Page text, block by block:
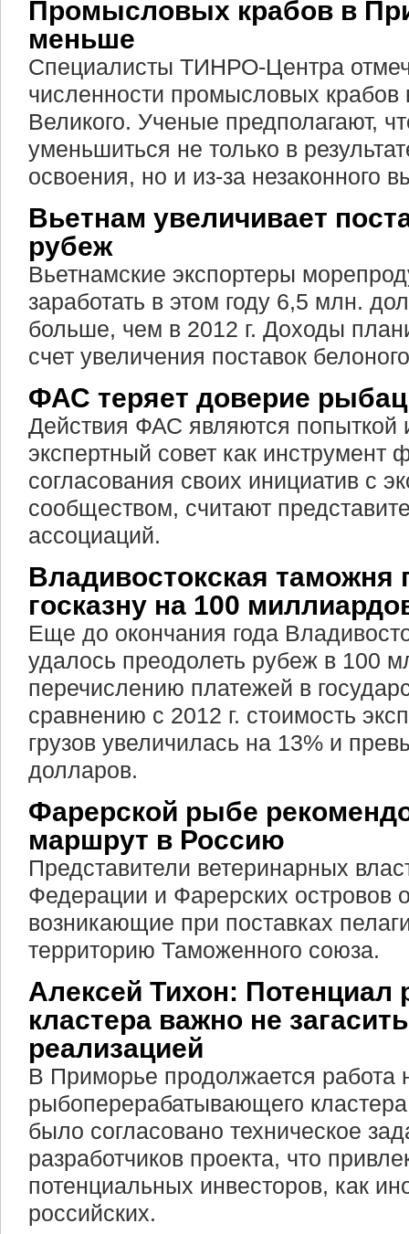
Промысловых крабов в
меньше
Специалисты ТИНРО-Центра
численности промысловых крабов
Великого. Ученые предполагают,
уменьшиться не только в
освоения, но и из-за незаконного
Вьетнам увеличивает
рубеж
Вьетнамские экспортеры
заработать в этом году 6,5 млн.
больше, чем в 2012 г. Доходы
счет увеличения поставок
ФАС теряет доверие
Действия ФАС являются попыткой
экспертный совет как инструмент
согласования своих инициатив с
сообществом, считают
ассоциаций.
Владивостокская таможня
госказну на 100
Еще до окончания года
удалось преодолеть рубеж в 100
перечислению платежей в
сравнению с 2012 г. стоимость
грузов увеличилась на 13% и
долларов.
Фарерской рыбе
маршрут в Россию
Представители ветеринарных
Федерации и Фарерских островов
возникающие при поставках
территорию Таможенного союза.
Алексей Тихон: Потенциал
кластера важно не
реализацией
В Приморье продолжается работа
рыбоперерабатывающего
было согласовано техническое
разработчиков проекта, что
потенциальных инвесторов, как
российских.